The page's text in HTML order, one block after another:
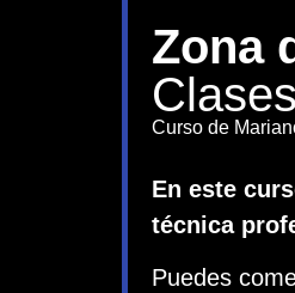
Zona
Curso de
En este
técnica
Puedes